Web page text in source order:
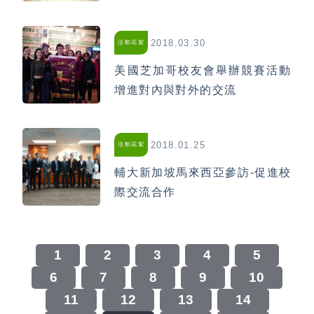
活動花絮 2018.03.30
美國芝加哥校友會舉辦競賽活動
增進對內與對外的交流
活動花絮 2018.01.25
輔大新加坡馬來西亞參訪-促進校
際交流合作
1 2 3 4
5
6
7 8 9
10
11
12 13
14